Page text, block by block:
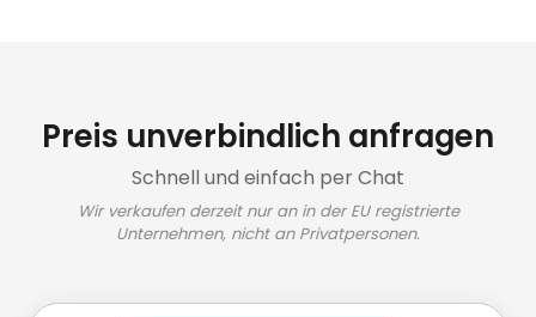
Preis unverbindlich anfragen
Schnell und einfach per Chat
Wir verkaufen derzeit nur an in der EU registrierte
Unternehmen, nicht an Privatpersonen.